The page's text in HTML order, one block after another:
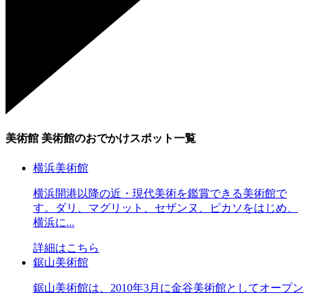
美術館 美術館のおでかけスポット一覧
横浜美術館
横浜開港以降の近・現代美術を鑑賞できる美術館で
す。ダリ、マグリット、セザンヌ、ピカソをはじめ、
横浜に...
詳細はこちら
鋸山美術館
鋸山美術館は、2010年3月に金谷美術館としてオープン